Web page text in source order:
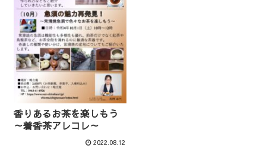
香りあるお茶を楽しもう
～着香茶アレコレ～
2022.08.12